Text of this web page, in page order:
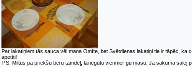
Par lakatiņiem tās sauca vēl mana Omīte, bet Svētdienas lakatiņi tie ir tāpēc,
apetīti!
P.S. Miltus pa priekšu beru tamdēļ, lai iegūtu vienmērīgu masu. Ja sākumā salej